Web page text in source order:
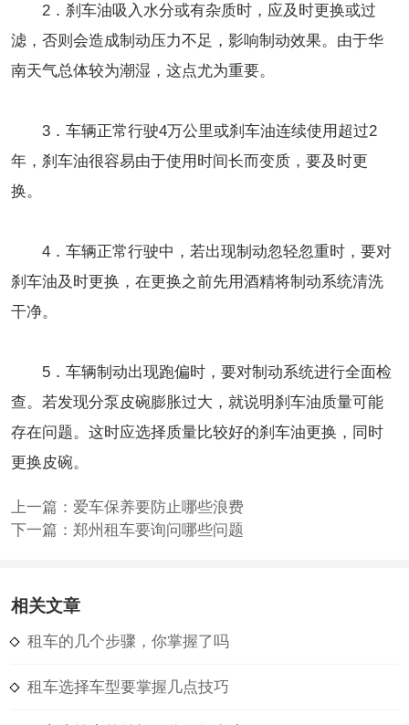
2．刹车油吸入水分或有杂质时，应及时更换或过
滤，否则会造成制动压力不足，影响制动效果。由于华
南天气总体较为潮湿，这点尤为重要。
3．车辆正常行驶4万公里或刹车油连续使用超过2
年，刹车油很容易由于使用时间长而变质，要及时更
换。
4．车辆正常行驶中，若出现制动忽轻忽重时，要对
刹车油及时更换，在更换之前先用酒精将制动系统清洗
干净。
5．车辆制动出现跑偏时，要对制动系统进行全面检
查。若发现分泵皮碗膨胀过大，就说明刹车油质量可能
存在问题。这时应选择质量比较好的刹车油更换，同时
更换皮碗。
上一篇： 爱车保养要防止哪些浪费
下一篇： 郑州租车要询问哪些问题
相关文章
租车的几个步骤，你掌握了吗
租车选择车型要掌握几点技巧